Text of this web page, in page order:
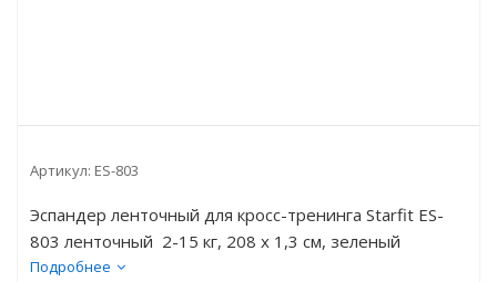
Артикул: ES-803
Эспандер ленточный для кросс-тренинга Starfit ES-
803 ленточный 2-15 кг, 208 х 1,3 см, зеленый
Подробнее